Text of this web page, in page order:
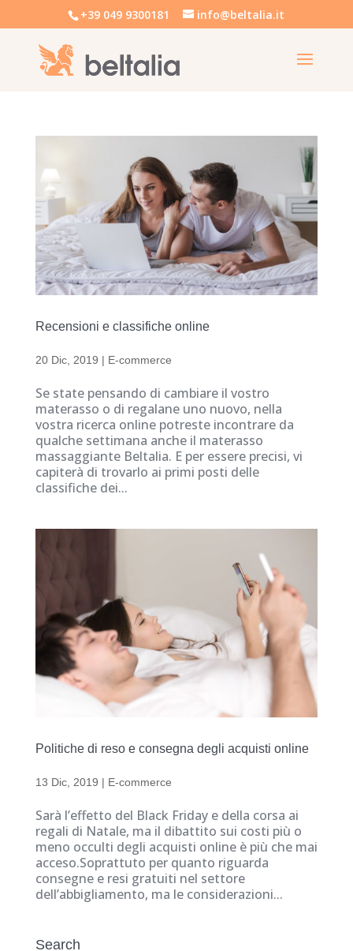
+39 049 9300181 info@beltalia.it
Recensioni e classifiche online
20 Dic, 2019 | E-commerce
Se state pensando di cambiare il vostro
materasso o di regalane uno nuovo, nella
vostra ricerca online potreste incontrare da
qualche settimana anche il materasso
massaggiante Beltalia. E per essere precisi, vi
capiterà di trovarlo ai primi posti delle
classifiche dei...
Politiche di reso e consegna degli acquisti online
13 Dic, 2019 | E-commerce
Sarà l’effetto del Black Friday e della corsa ai
regali di Natale, ma il dibattito sui costi più o
meno occulti degli acquisti online è più che mai
acceso.Soprattuto per quanto riguarda
consegne e resi gratuiti nel settore
dell’abbigliamento, ma le considerazioni...
Search